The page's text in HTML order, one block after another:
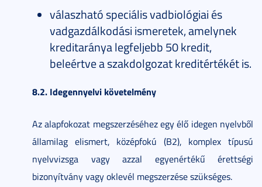
válaszható speciális vadbiológiai és
vadgazdálkodási ismeretek, amelynek
kreditaránya legfeljebb 50 kredit,
beleértve a szakdolgozat kreditértékét is.
8.2. Idegennyelvi követelmény
Az alapfokozat megszerzéséhez egy élő idegen nyelvből
államilag elismert, középfokú (B2), komplex típusú
nyelvvizsga vagy azzal egyenértékű érettségi
bizonyítvány vagy oklevél megszerzése szükséges.